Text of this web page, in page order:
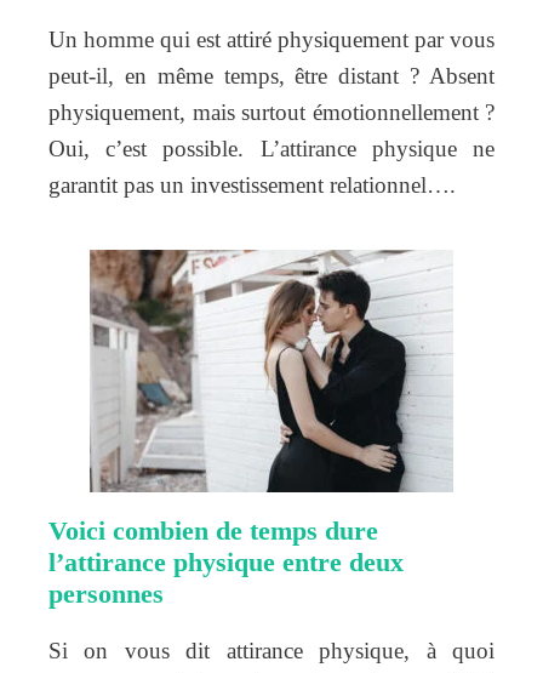
Un homme qui est attiré physiquement par vous
peut-il, en même temps, être distant ? Absent
physiquement, mais surtout émotionnellement ?
Oui, c’est possible. L’attirance physique ne
garantit pas un investissement relationnel….
Voici combien de temps dure
l’attirance physique entre deux
personnes
Si on vous dit attirance physique, à quoi